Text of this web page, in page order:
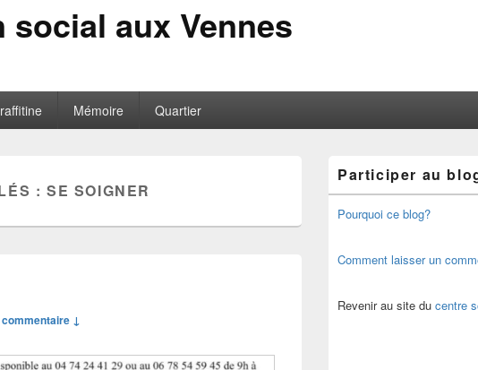
aux Vennes
Mémoire Quartier
:SE SOIGNER
↓
principale
de
widget
barre
Participer au
Pourquoi ce blog?
Comment laisser un
Revenir au site du centre